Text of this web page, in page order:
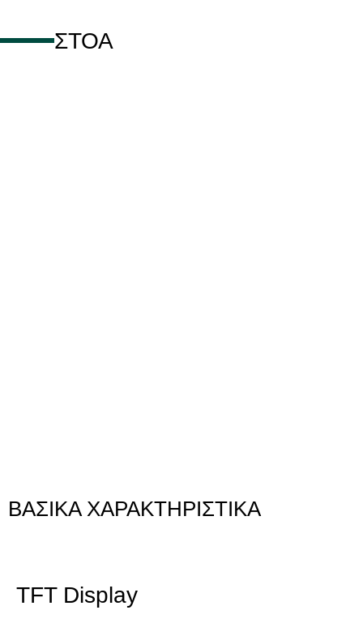
ΣΤΟΆ
ΒΑΣΙΚΆ ΧΑΡΑΚΤΗΡΙΣΤΙΚΆ
TFT Display